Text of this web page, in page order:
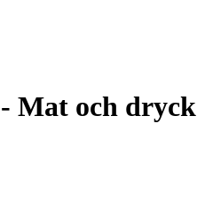
- Mat och dryck